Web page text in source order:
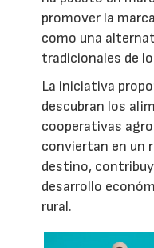
promover la
como una
tradicionales de
La iniciativa
descubran los
cooperativas
conviertan en un
destino,
desarrollo
rural.